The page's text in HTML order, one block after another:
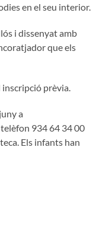
en el seu interior.
i dissenyat amb
que els
inscripció prèvia.
a
934 64 34 00
Els infants han